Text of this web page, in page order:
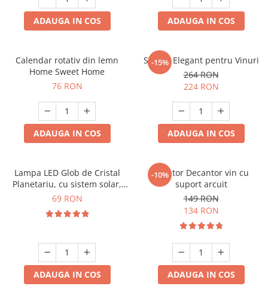
ADAUGA IN COS ADAUGA IN COS
Calendar rotativ din lemn
Home Sweet Home
76 RON
ADAUGA IN COS
-15%
Suport Elegant pentru Vinuri
264 RON
224 RON
ADAUGA IN COS
Lampa LED Glob de Cristal
Planetariu, cu sistem solar,
cadou captivant
69 RON
ADAUGA IN COS
-10%
Aerator Decantor vin cu
suport arcuit
149 RON
134 RON
ADAUGA IN COS